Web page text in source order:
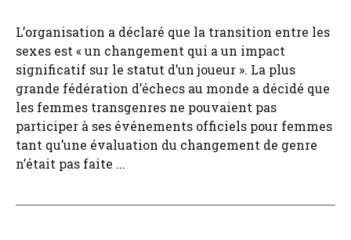
L’organisation a déclaré que la transition entre les
sexes est « un changement qui a un impact
significatif sur le statut d’un joueur ». La plus
grande fédération d’échecs au monde a décidé que
les femmes transgenres ne pouvaient pas
participer à ses événements officiels pour femmes
tant qu’une évaluation du changement de genre
n’était pas faite ...